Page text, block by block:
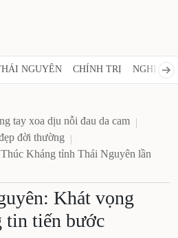
NGUYÊN CHÍNH TRỊ NGHỊ
tay xoa dịu nỗi đau da cam
đời thường
Kháng tỉnh Thái Nguyên lần
Khát vọng
tin tiến bước